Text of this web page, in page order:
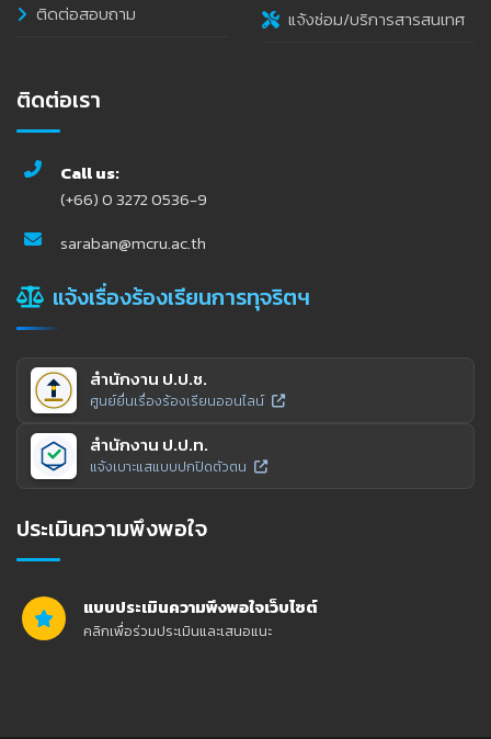
ติดต่อสอบถาม
แจ้งซ่อม/บริการสารสนเทศ
ติดต่อเรา
Call us:
(+66) 0 3272 0536-9
saraban@mcru.ac.th
แจ้งเรื่องร้องเรียนการทุจริตฯ
สำนักงาน ป.ป.ช.
ศูนย์ยื่นเรื่องร้องเรียนออนไลน์
สำนักงาน ป.ป.ท.
แจ้งเบาะแสแบบปกปิดตัวตน
ประเมินความพึงพอใจ
แบบประเมินความพึงพอใจเว็บไซต์
คลิกเพื่อร่วมประเมินและเสนอแนะ